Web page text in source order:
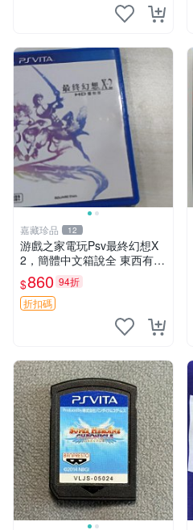
嘉藏珍品 12
游戲之家電玩Psv最終幻想X
2，簡體中文箱說全 東西有現
貨 可以發手物品 無質量問題
售不退不換
$860 94折
折扣碼